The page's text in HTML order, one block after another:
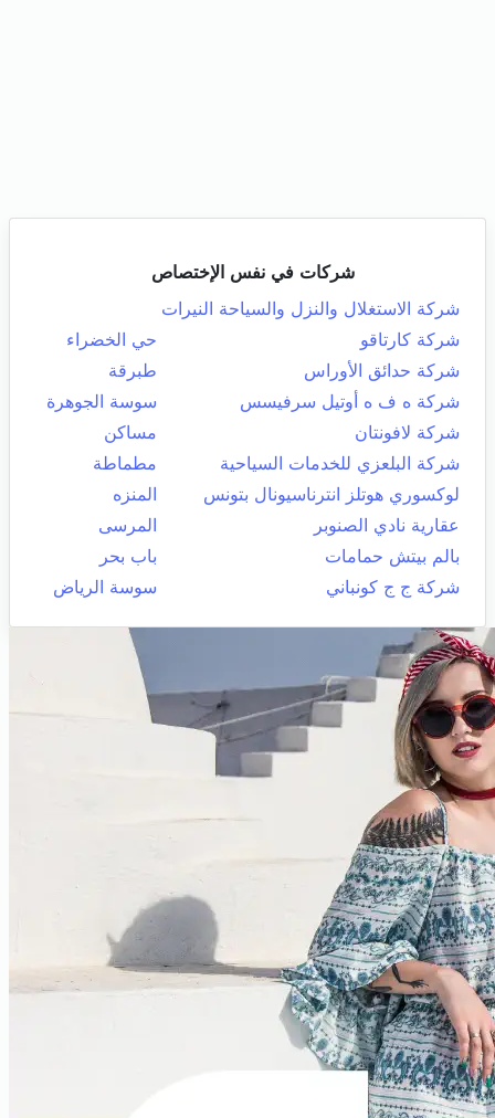
شركات في نفس الإختصاص
شركة الاستغلال والنزل والسياحة النيرات
شركة كارتاقو
حي الخضراء
شركة حدائق الأوراس
طبرقة
شركة ه ف ه أوتيل سرفيسس
سوسة الجوهرة
شركة لافونتان
مساكن
شركة البلعزي للخدمات السياحية
مطماطة
لوكسوري هوتلز انترناسيونال بتونس
المنزه
عقارية نادي الصنوبر
المرسى
بالم بيتش حمامات
باب بحر
شركة ج ج كونباني
سوسة الرياض